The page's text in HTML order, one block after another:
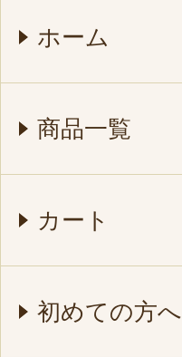
ホーム
商品一覧
カート
初めての方へ